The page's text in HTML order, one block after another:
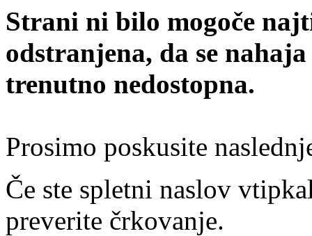
Strani ni bilo mogoče
odstranjena, da se
trenutno nedostopna.
Prosimo poskusite
Če ste spletni naslov
preverite črkovanje.